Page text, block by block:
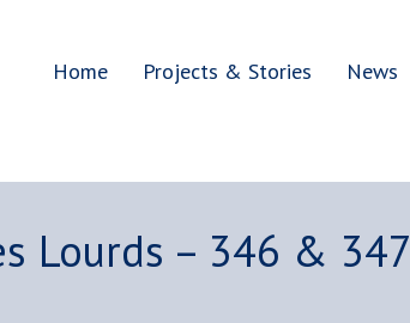
Home Projects & Stories News
Lourds – 346 & 347